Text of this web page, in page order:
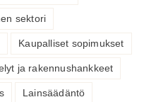
sektori
Kaupalliset sopimukset
ja rakennushankkeet
Lainsäädäntö